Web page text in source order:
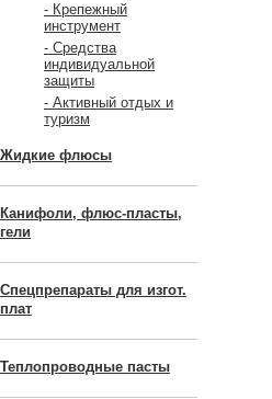
- Крепежный
инструмент
- Средства
индивидуальной
защиты
- Активный отдых и
туризм
Жидкие флюсы
Канифоли, флюс-пласты,
гели
Спецпрепараты для изгот.
плат
Теплопроводные пасты